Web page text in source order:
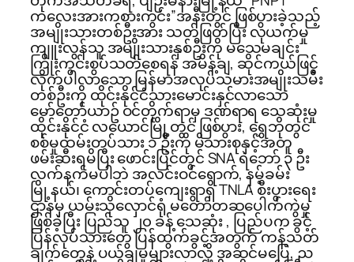
ကလေးအားကစားကွင်း”အနီးတွင် ဖြစ်ပွားခဲ့သည့်
အမျိုးသားတစ်ဦးအား သတ်ဖြတ်ပြီး လုယက်မှု
ကျူးလွန်သူ အမျိုးသားနှစ်ဦးကို မသေမချင်း
ကြိုးကွင်းစွပ်သတ်စေရန် အမိန့်ချ, ဆိုင်ကယ်ဖြင့်
လိုက်ပါလာသော မြန်မာအလုပ်သမားအမျိုးသမီး
တစ်ဦးကို ထိုင်းနိုင်ငံသားမောင်းနှင်လာသော
မော်တော်ယာဥ် ဝင်တိုက်ရာမှ ဒဏ်ရာရ သေဆုံးမှု
ထိုင်းနိုင်ငံ လယောင်မြို့တွင် ဖြစ်ပွား, ရွှေဘိုတွင်
စစ်မှုထမ်းတပ်သား ၁ ဦးကို မိသားစုနှင့်အတူ
ဖမ်းဆီးရမိပြီး ဖောင်းပြင်တွင် SNA ရဲဘော် ၃ ဦး
လက်နက်မပါဘဲ အလင်းဝင်ရောက်, နမ့်ခမ်း
မြို့နယ်၊ ကောင်းတပ်ကျေးရွာရှိ TNLA စီးပွားရေး
ဌာနမှ ယမ်းသိုလှောင်ရုံ မတော်တဆပေါက်ကွဲမှု
ဖြစ်ခဲ့ပြီး ပြည်သူ ၂၀ ခန့် သေဆုံး , ပြည်ပက ခွင့်
ပြန်လုပ်သားတွေ ပြန်ထွက်ခွင့်အတွက် ကန့်သတ်
ချက်တွေနဲ့ ပယ်ချမှုများလာလို့ အဆင်မပြေ, ည